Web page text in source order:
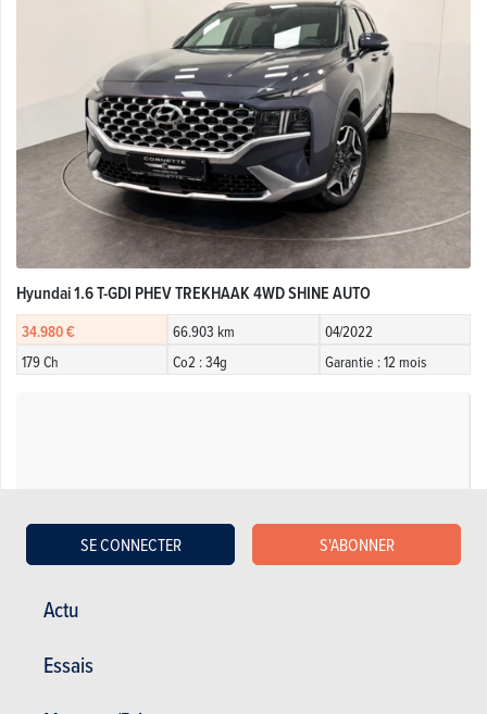
Actu
Essais
SE CONNECTER S'ABONNER
Hyundai 1.6 T-GDI PHEV TREKHAAK 4WD SHINE AUTO
34.980 € 66.903 km
04/2022
179 Ch
Co2 : 34g Garantie : 12 mois